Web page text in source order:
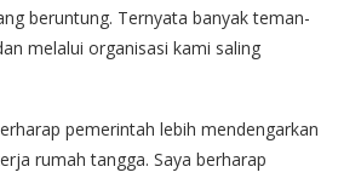
beruntung. Ternyata banyak teman-
melalui organisasi kami saling
pemerintah lebih mendengarkan
rumah tangga. Saya berharap